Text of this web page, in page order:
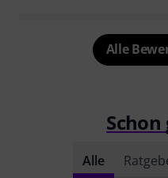
Alle
Schon
Alle